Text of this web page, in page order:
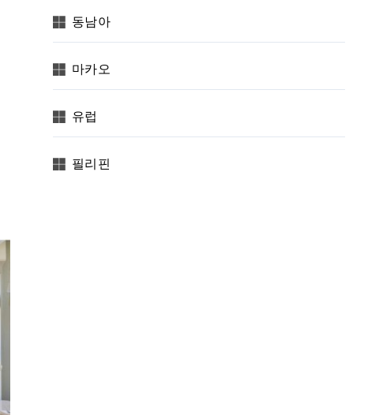
동남아
마카오
유럽
필리핀